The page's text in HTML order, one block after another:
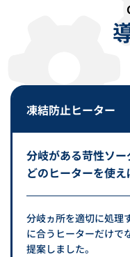
プラグヒーター LAG型
カタログダウンロード
凍結防止ヒーター
分岐がある苛性ソ
どのヒーターを使え
分岐ヵ所を適切に処理
に合うヒーターだけで
提案しました。